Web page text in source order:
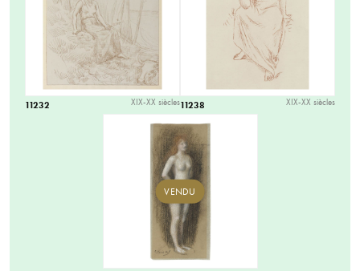
11232 XIX-XX siècles11238 XIX-XX siècles
VENDU